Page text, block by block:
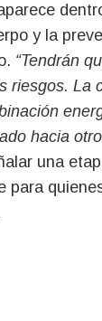
y la
“Tendrán
riesgos. La
hacia
una
para